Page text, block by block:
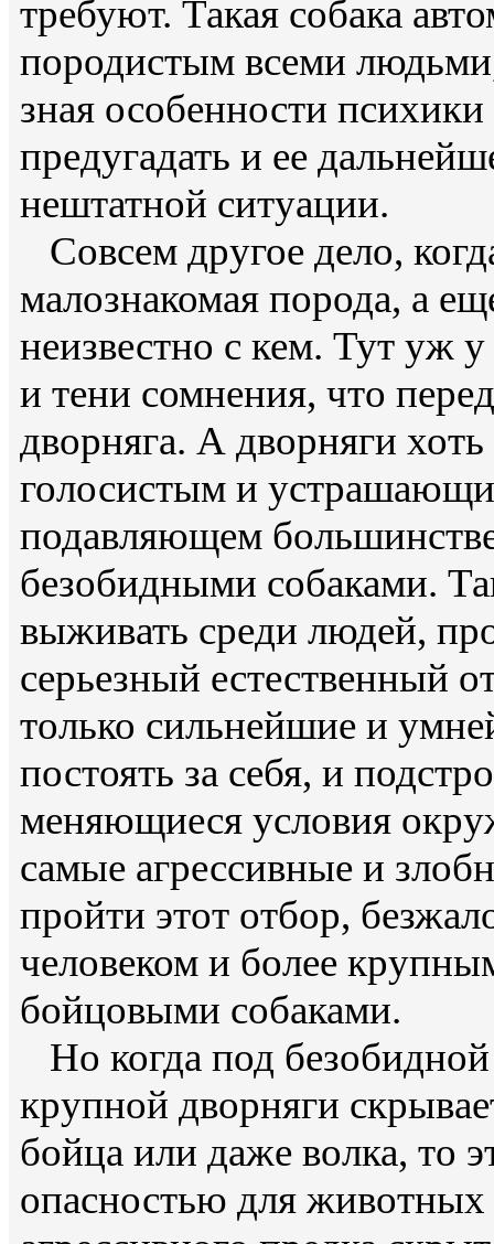
требуют. Такая собака
породистым всеми
зная особенности
предугадать и ее
нештатной ситуации.
Совсем другое дело,
малознакомая порода, а
неизвестно с кем. Тут уж
и тени сомнения, что
дворняга. А дворняги
голосистым и
подавляющем
безобидными собаками.
выживать среди людей,
серьезный естественный
только сильнейшие и
постоять за себя, и
меняющиеся условия
самые агрессивные и
пройти этот отбор,
человеком и более
бойцовыми собаками.
Но когда под
крупной дворняги
бойца или даже волка, то
опасностью для